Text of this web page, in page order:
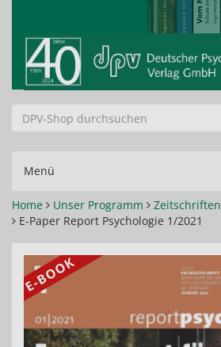
Menü
Home
Unser Programm Zeitschriften
E-Paper Report Psychologie 1/2021